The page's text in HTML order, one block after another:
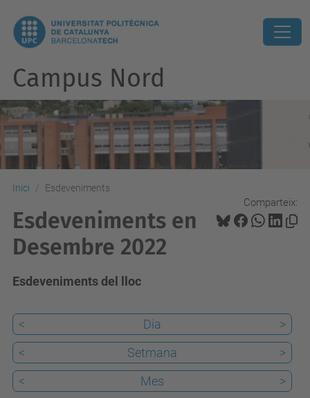
Campus Nord
Inici Esdeveniments
Comparteix:
Esdeveniments en
Desembre 2022
Esdeveniments del lloc
< Dia
>
<
Setmana
>
<
Mes >